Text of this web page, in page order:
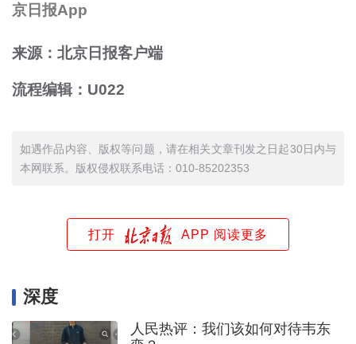
京日报App
来源：北京日报客户端
流程编辑：U022
如遇作品内容、版权等问题，请在相关文章刊发之日起30日内与
本网联系。版权侵权联系电话：010-85202353
打开 APP 阅读更多
深度
人民热评：我们该如何对待韦东